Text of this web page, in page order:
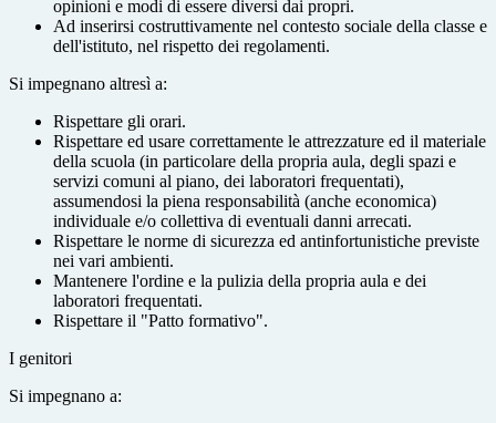
opinioni e modi di essere diversi dai propri.
Ad inserirsi costruttivamente nel contesto sociale della classe e
dell'istituto, nel rispetto dei regolamenti.
Si impegnano altresì a:
Rispettare gli orari.
Rispettare ed usare correttamente le attrezzature ed il materiale
della scuola (in particolare della propria aula, degli spazi e
servizi comuni al piano, dei laboratori frequentati),
assumendosi la piena responsabilità (anche economica)
individuale e/o collettiva di eventuali danni arrecati.
Rispettare le norme di sicurezza ed antinfortunistiche previste
nei vari ambienti.
Mantenere l'ordine e la pulizia della propria aula e dei
laboratori frequentati.
Rispettare il "Patto formativo".
I genitori
Si impegnano a: